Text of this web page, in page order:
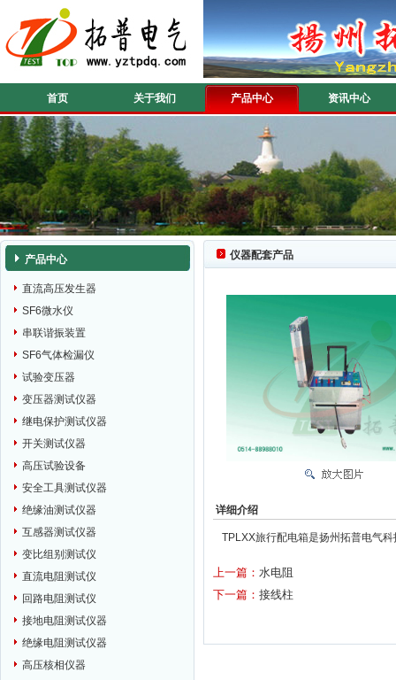
首页 关于我们 产品中心 资讯中心
产品中心
直流高压发生器
SF6微水仪
串联谐振装置
SF6气体检漏仪
试验变压器
变压器测试仪器
继电保护测试仪器
开关测试仪器
高压试验设备
安全工具测试仪器
绝缘油测试仪器
互感器测试仪器
变比组别测试仪
直流电阻测试仪
回路电阻测试仪
接地电阻测试仪器
绝缘电阻测试仪器
高压核相仪器
仪器配套产品
详细介绍
TPLXX旅行配电箱是扬州拓普电气
上一篇： 水电阻
下一篇： 接线柱